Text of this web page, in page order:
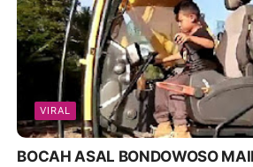
VIRAL
BOCAH ASAL BONDOWOSO